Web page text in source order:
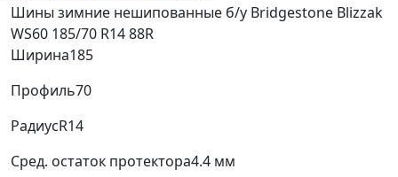
Шины зимние нешипованные б/у Bridgestone Blizzak
WS60 185/70 R14 88R
Ширина185
Профиль70
РадиусR14
Сред. остаток протектора4.4 мм